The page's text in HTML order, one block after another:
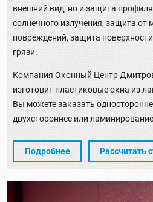
внешний вид, но и защита
солнечного излучения, защита от
повреждений, защита
грязи.
Компания Оконный Центр
изготовит пластиковые окна из
Вы можете заказать
двухстороннее или
Подробнее Рассчитать